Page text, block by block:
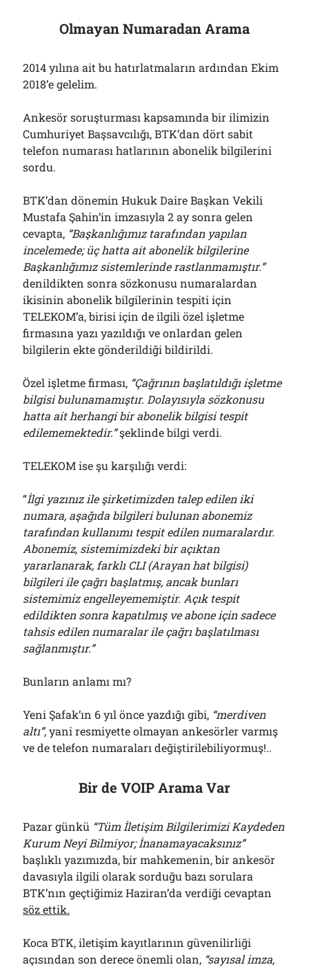
Olmayan Numaradan Arama
2014 yılına ait bu hatırlatmaların ardından Ekim
2018’e gelelim.
Ankesör soruşturması kapsamında bir ilimizin
Cumhuriyet Başsavcılığı, BTK’dan dört sabit
telefon numarası hatlarının abonelik bilgilerini
sordu.
BTK’dan dönemin Hukuk Daire Başkan Vekili
Mustafa Şahin’in imzasıyla 2 ay sonra gelen
cevapta, “Başkanlığımız tarafından yapılan
incelemede; üç hatta ait abonelik bilgilerine
Başkanlığımız sistemlerinde rastlanmamıştır.”
denildikten sonra sözkonusu numaralardan
ikisinin abonelik bilgilerinin tespiti için
TELEKOM’a, birisi için de ilgili özel işletme
firmasına yazı yazıldığı ve onlardan gelen
bilgilerin ekte gönderildiği bildirildi.
Özel işletme firması, “Çağrının başlatıldığı işletme
bilgisi bulunamamıştır. Dolayısıyla sözkonusu
hatta ait herhangi bir abonelik bilgisi tespit
edilememektedir.”şeklinde bilgi verdi.
TELEKOM ise şu karşılığı verdi:
“İlgi yazınız ile şirketimizden talep edilen iki
numara, aşağıda bilgileri bulunan abonemiz
tarafından kullanımı tespit edilen numaralardır.
Abonemiz, sistemimizdeki bir açıktan
yararlanarak, farklı CLI (Arayan hat bilgisi)
bilgileri ile çağrı başlatmış, ancak bunları
sistemimiz engelleyememiştir. Açık tespit
edildikten sonra kapatılmış ve abone için sadece
tahsis edilen numaralar ile çağrı başlatılması
sağlanmıştır.”
Bunların anlamı mı?
Yeni Şafak’ın 6 yıl önce yazdığı gibi, “merdiven
altı”, yani resmiyette olmayan ankesörler varmış
ve de telefon numaraları değiştirilebiliyormuş!..
Bir de VOIP Arama Var
Pazar günkü “Tüm İletişim Bilgilerimizi Kaydeden
Kurum Neyi Bilmiyor; İnanamayacaksınız”
başlıklı yazımızda, bir mahkemenin, bir ankesör
davasıyla ilgili olarak sorduğu bazı sorulara
BTK’nın geçtiğimiz Haziran’da verdiği cevaptan
söz ettik.
Koca BTK, iletişim kayıtlarının güvenilirliği
açısından son derece önemli olan, “sayısal imza,